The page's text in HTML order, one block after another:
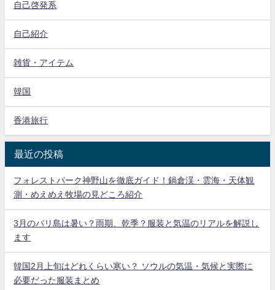
自己啓発系
自己紹介
雑貨・アイテム
韓国
香港旅行
最近の投稿
フォレストパーク神野山を徹底ガイド！鍋倉渓・雲海・天体観
測・めえめえ牧場の見どころ紹介
3月のバリ島は暑い？雨期、乾季？服装と気温のリアルを解説し
ます
韓国2月上旬はどれくらい寒い？ ソウルの気温・気候と実際に
必要だった服装まとめ